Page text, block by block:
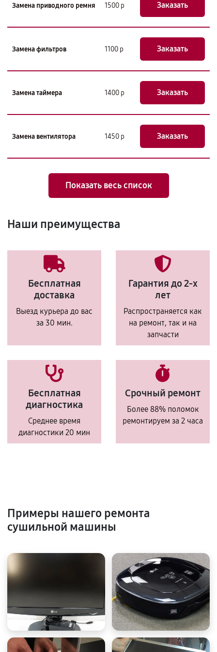
Замена приводного ремня 1500 р Заказать
Замена фильтров 1100 р Заказать
Замена таймера 1400 р Заказать
Замена вентилятора 1450 р Заказать
Показать весь список
Наши преимущества
Бесплатная
доставка
Выезд курьера до вас
за 30 мин.
Гарантия до 2-х
лет
Распространяется как
на ремонт, так и на
запчасти
Бесплатная
диагностика
Среднее время
диагностики 20 мин
Срочный ремонт
Более 88% поломок
ремонтируем за 2 часа
Примеры нашего ремонта
сушильной машины